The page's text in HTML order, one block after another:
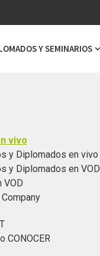
for Cursos
Y SEMINARIOS
vivo
y Diplomados en vivo
y Diplomados en VOD
VOD
CONOCER